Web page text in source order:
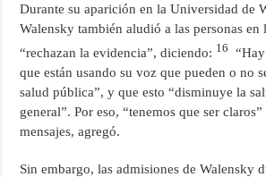
Durante su aparición en la Universidad de
Walensky también aludió a las personas en
“rechazan la evidencia”, diciendo: 16
que están usando su voz que pueden o no
salud pública”, y que esto “disminuye la
general”. Por eso, “tenemos que ser
mensajes, agregó.
Sin embargo, las admisiones de Walensky